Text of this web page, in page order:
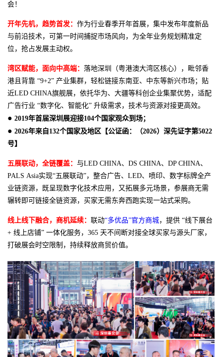
会！
开年先机，趋势首发： 作为行业春季开年首展，集中发布年度新品
与前沿技术，可第一时间捕捉市场风向，为全年业务规划精准定
位，抢占发展主动权。
湾区赋能，面向中高端： 落地深圳（粤港澳大湾区核心），毗邻香
港且背靠 “9+2” 产业集群，轻松链接东南亚、中东等新兴市场；贴
近LED CHINA旗舰展，依托华为、大疆等科创企业集聚优势，适配
广告行业 “数字化、智能化” 升级需求，技术与资源对接更高效。
● 2019年首届深圳展迎接104个国家观众到场；
● 2026年来自132个国家及地区【公证函：（2026）深先证字第5022
号】
五展联动，全链覆盖： 与LED CHINA、DS CHINA、DP CHINA、
PALS Asia实现“五展联动”，整合广告、LED、喷印、数字标牌全产
业链资源，既呈现数字化技术应用，又拓展多元场景，参展商无需
辗转即可链接全链资源，买家无需东奔西跑实现一站式采购。
线上线下融合，商机延续： 联动“多优品”官方商城，提供 “线下展台
+ 线上店铺” 一体化服务，365 天不间断对接全球买家与源头厂家，
打破展会时空限制，持续释放商贸价值。